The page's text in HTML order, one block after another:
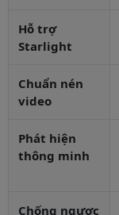
Hỗ trợ
Starlight
Chuẩn nén
video
Phát hiện
thông minh
Chống ngược